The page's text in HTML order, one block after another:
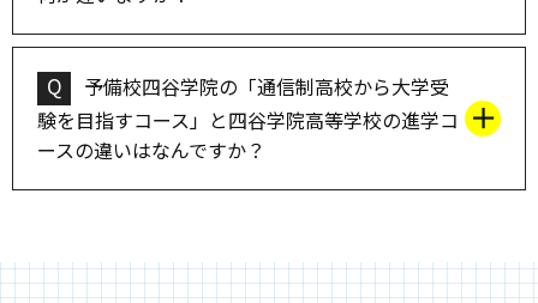
Q
予備校四谷学院の「通信制高校から大学受
験を目指すコース」と四谷学院高等学校の進学コ
ースの違いはなんですか？